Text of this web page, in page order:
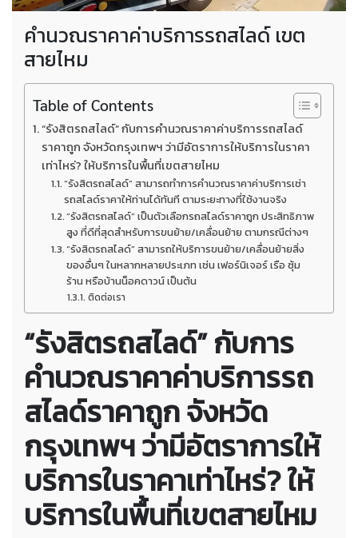
คำนวณราคาค่าบริการรถสไลด์ เขต
สายไหม
Table of Contents
“รังสิตรถสไลด์” กับการคำนวณราคาค่าบริการรถสไลด์
ราคาถูก จังหวัดกรุงเทพฯ ว่ามีอัตราการให้บริการในราคา
เท่าไหร่? ให้บริการในพื้นที่เขตสายไหม
“รังสิตรถสไลด์” สามารถทำการคำนวณราคาค่าบริการเช่า
รถสไลด์ราคาให้ท่านได้ทันที ตามระยะทางที่ใช้งานจริง
“รังสิตรถสไลด์” เป็นตัวเลือกรถสไลด์ราคาถูก ประสิทธิภาพ
สูง ที่ดีที่สุดสำหรับการขนย้าย/เคลื่อนย้าย ตามกรณีต่างๆ
“รังสิตรถสไลด์” สามารถให้บริการขนย้าย/เคลื่อนย้ายสิ่ง
ของอื่นๆ ในหลากหลายประเภท เช่น เฟอร์นิเจอร์ เรือ ซุ้ม
ร้าน หรือบ้านน็อคดาวน์ เป็นต้น
ติดต่อเรา
“รังสิตรถสไลด์” กับการ
คำนวณราคาค่าบริการรถ
สไลด์ราคาถูก จังหวัด
กรุงเทพฯ ว่ามีอัตราการให้
บริการในราคาเท่าไหร่? ให้
บริการในพื้นที่เขตสายไหม